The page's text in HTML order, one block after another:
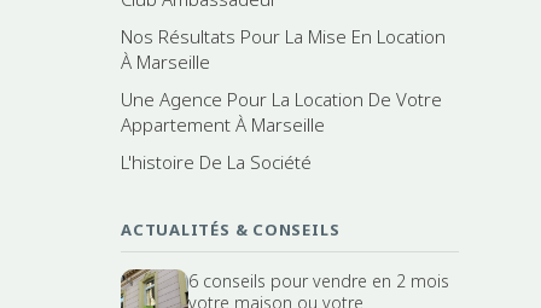
Nos Résultats Pour La Mise En Location
À Marseille
Une Agence Pour La Location De Votre
Appartement À Marseille
L'histoire De La Société
ACTUALITÉS & CONSEILS
6 conseils pour vendre en 2 mois
votre maison ou votre